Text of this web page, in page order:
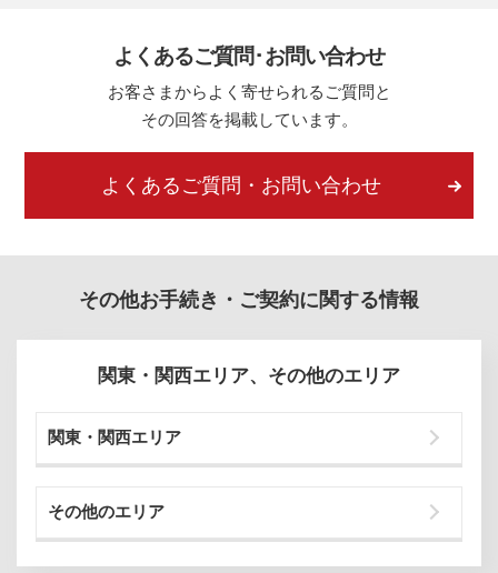
よくあるご質問･お問い合わせ
お客さまからよく寄せられるご質問と
その回答を掲載しています。
よくあるご質問・お問い合わせ
その他お手続き・ご契約に関する情報
関東・関西エリア、その他のエリア
関東・関西エリア
その他のエリア